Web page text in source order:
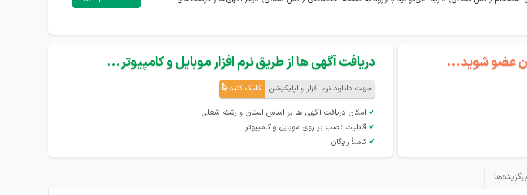
عضو شوید... دریافت آگهی ها از طریق نرم افزار موبایل و کامپیوتر...
جهت دانلود نرم افزار و اپلیکیشن کلیک کنید
✔ امکان دریافت آگهی ها بر اساس استان و رشته شغلی
✔ قابلیت نصب بر روی موبایل و کامپیوتر
✔ کاملاً رایگان
برگزیده‌ها